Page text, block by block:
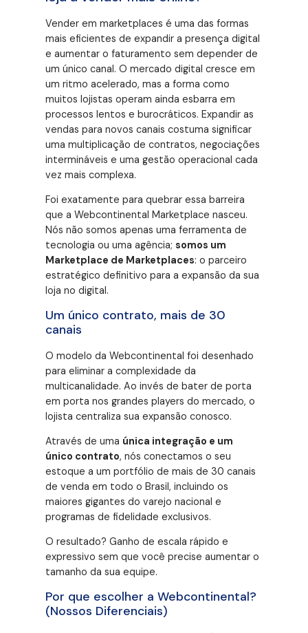
Vender em marketplaces é uma das formas
mais eficientes de expandir a presença digital
e aumentar o faturamento sem depender de
um único canal. O mercado digital cresce em
um ritmo acelerado, mas a forma como
muitos lojistas operam ainda esbarra em
processos lentos e burocráticos. Expandir as
vendas para novos canais costuma significar
uma multiplicação de contratos, negociações
intermináveis e uma gestão operacional cada
vez mais complexa.
Foi exatamente para quebrar essa barreira
que a Webcontinental Marketplace nasceu.
Nós não somos apenas uma ferramenta de
tecnologia ou uma agência; somos um
Marketplace de Marketplaces: o parceiro
estratégico definitivo para a expansão da sua
loja no digital.
Um único contrato, mais de 30
canais
O modelo da Webcontinental foi desenhado
para eliminar a complexidade da
multicanalidade. Ao invés de bater de porta
em porta nos grandes players do mercado, o
lojista centraliza sua expansão conosco.
Através de uma única integração e um
único contrato, nós conectamos o seu
estoque a um portfólio de mais de 30 canais
de venda em todo o Brasil, incluindo os
maiores gigantes do varejo nacional e
programas de fidelidade exclusivos.
O resultado? Ganho de escala rápido e
expressivo sem que você precise aumentar o
tamanho da sua equipe.
Por que escolher a Webcontinental?
(Nossos Diferenciais)